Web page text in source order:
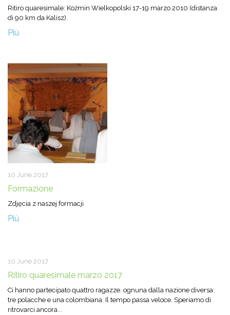
Ritiro quaresimale: Koźmin Wielkopolski 17-19 marzo 2010 (distanza
di 90 km da Kalisz).
Più
10 June 2017
Formazione
Zdjęcia z naszej formacji
Più
10 June 2017
Ritiro quaresimale marzo 2017
Ci hanno partecipato quattro ragazze. ognuna dalla nazione diversa:
tre polacche e una colombiana. Il tempo passa veloce. Speriamo di
ritrovarci ancora...